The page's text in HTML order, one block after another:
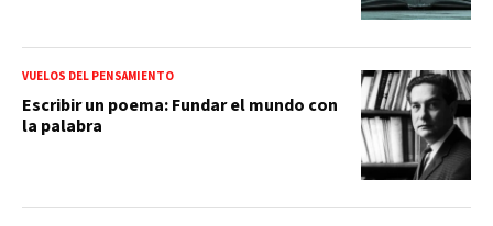
VUELOS DEL PENSAMIENTO
Escribir un poema: Fundar el mundo con
la palabra